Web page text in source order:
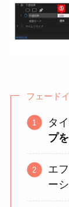
フェード
タ
プ
エ
ー